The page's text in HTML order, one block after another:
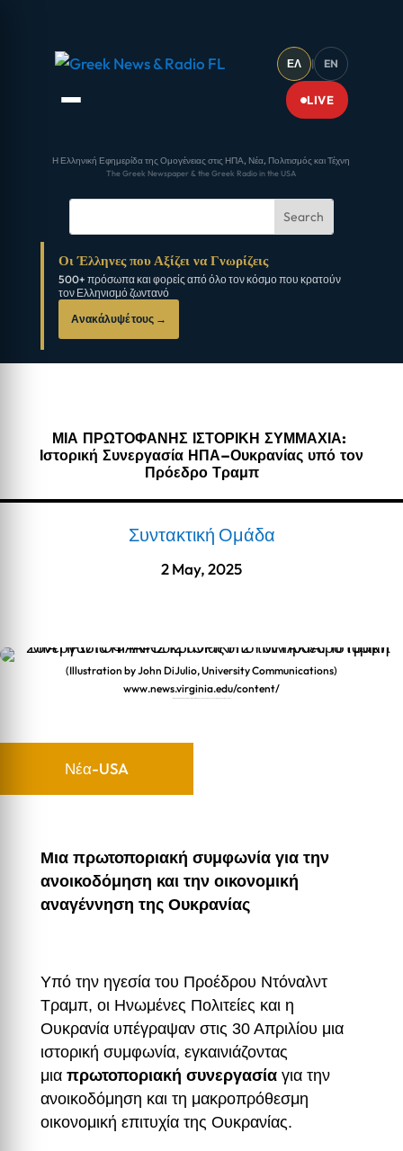
ΕΛ | EN
LIVE
Η Ελληνική Εφημερίδα της Ομογένειας στις ΗΠΑ, Νέα, Πολιτισμός και Τέχνη
The Greek Newspaper & the Greek Radio in the USA
Οι Έλληνες που Αξίζει να Γνωρίζεις
500+ πρόσωπα και φορείς από όλο τον κόσμο που κρατούν
τον Ελληνισμό ζωντανό
Ανακάλυψέ τους →
ΜΙΑ ΠΡΩΤΟΦΑΝΗΣ ΙΣΤΟΡΙΚΗ ΣΥΜΜΑΧΙΑ:
Ιστορική Συνεργασία ΗΠΑ–Ουκρανίας υπό τον
Πρόεδρο Τραμπ
Συντακτική Ομάδα
2 May, 2025
(Illustration by John DiJulio, University Communications)
www.news.virginia.edu/content/
Νέα-USA
Μια πρωτοποριακή συμφωνία για την
ανοικοδόμηση και την οικονομική
αναγέννηση της Ουκρανίας
Υπό την ηγεσία του Προέδρου Ντόναλντ
Τραμπ, οι Ηνωμένες Πολιτείες και η
Ουκρανία υπέγραψαν στις 30 Απριλίου μια
ιστορική συμφωνία, εγκαινιάζοντας
μια πρωτοποριακή συνεργασίαγια την
ανοικοδόμηση και τη μακροπρόθεσμη
οικονομική επιτυχία της Ουκρανίας.